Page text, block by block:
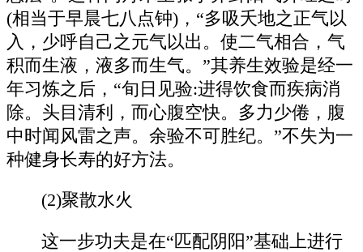
(相当于早晨七八点钟)，“多吸夭地之正气以
入，少呼自己之元气以出。使二气相合，气
积而生液，液多而生气。”其养生效验是经一
年习炼之后，“旬日见验:进得饮食而疾病消
除。头目清利，而心腹空快。多力少倦，腹
中时闻风雷之声。余验不可胜纪。”不失为一
种健身长寿的好方法。
(2)聚散水火
这一步功夫是在“匹配阴阳”基础上进行